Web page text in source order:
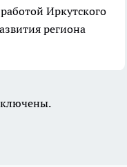
Иркутского
региона